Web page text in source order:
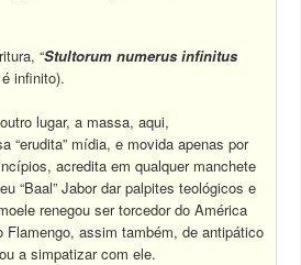
“Stultorum numerus infinitus
infinito).
lugar, a massa, aqui,
“erudita” mídia, e movida apenas por
acredita em qualquer manchete
“Baal” Jabor dar palpites teológicos e
renegou ser torcedor do América
Flamengo, assim também, de antipático
a simpatizar com ele.